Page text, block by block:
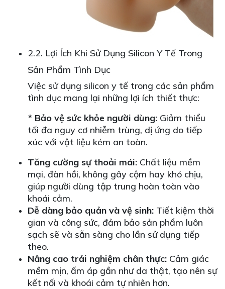
2.2. Lợi Ích Khi Sử Dụng Silicon Y Tế Trong
Sản Phẩm Tình Dục
Việc sử dụng silicon y tế trong các sản phẩm
tình dục mang lại những lợi ích thiết thực:
* Bảo vệ sức khỏe người dùng: Giảm thiểu
tối đa nguy cơ nhiễm trùng, dị ứng do tiếp
xúc với vật liệu kém an toàn.
Tăng cường sự thoải mái: Chất liệu mềm
mại, đàn hồi, không gây cộm hay khó chịu,
giúp người dùng tập trung hoàn toàn vào
khoái cảm.
Dễ dàng bảo quản và vệ sinh: Tiết kiệm thời
gian và công sức, đảm bảo sản phẩm luôn
sạch sẽ và sẵn sàng cho lần sử dụng tiếp
theo.
Nâng cao trải nghiệm chân thực: Cảm giác
mềm mịn, ấm áp gần như da thật, tạo nên sự
kết nối và khoái cảm tự nhiên hơn.